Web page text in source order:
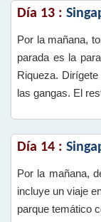
Día 13 :
Por la mañana,
parada es la
Riqueza.
las gangas. El
Día 14 :
Por la mañana,
incluye un viaje
parque temático